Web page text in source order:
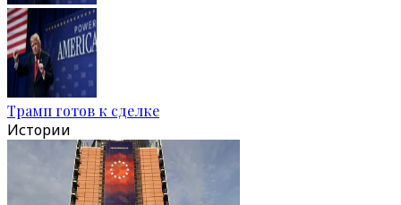
Трамп готов к сделке
Истории